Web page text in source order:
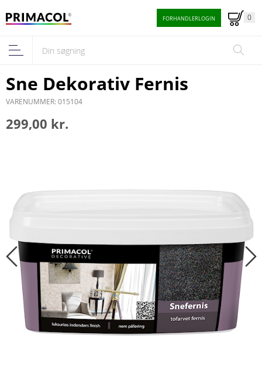
FORHANDLERLOGIN 0
Sne Dekorativ Fernis
VARENUMMER: 015104
299,00 kr.